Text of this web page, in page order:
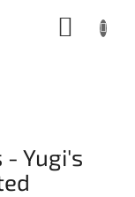
KOSÁR
- Yugi's